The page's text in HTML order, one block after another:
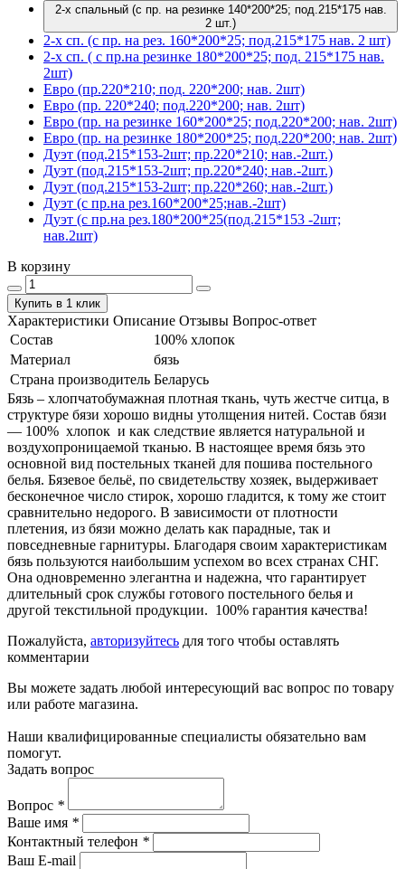
2-х спальный (с пр. на резинке 140*200*25; под.215*175 нав.
2 шт.)
2-х сп. (с пр. на рез. 160*200*25; под.215*175 нав. 2 шт)
2-х сп. ( с пр.на резинке 180*200*25; под. 215*175 нав.
2шт)
Евро (пр.220*210; под. 220*200; нав. 2шт)
Евро (пр. 220*240; под.220*200; нав. 2шт)
Евро (пр. на резинке 160*200*25; под.220*200; нав. 2шт)
Евро (пр. на резинке 180*200*25; под.220*200; нав. 2шт)
Дуэт (под.215*153-2шт; пр.220*210; нав.-2шт.)
Дуэт (под.215*153-2шт; пр.220*240; нав.-2шт.)
Дуэт (под.215*153-2шт; пр.220*260; нав.-2шт.)
Дуэт (с пр.на рез.160*200*25;нав.-2шт)
Дуэт (с пр.на рез.180*200*25(под.215*153 -2шт;
нав.2шт)
В корзину
Купить в 1 клик
Характеристики Описание Отзывы Вопрос-ответ
Состав
100% хлопок
Материал
бязь
Страна производитель Беларусь
Бязь – хлопчатобумажная плотная ткань, чуть жестче ситца, в
структуре бязи хорошо видны утолщения нитей. Состав бязи
― 100% хлопок и как следствие является натуральной и
воздухопроницаемой тканью. В настоящее время бязь это
основной вид постельных тканей для пошива постельного
белья. Бязевое бельё, по свидетельству хозяек, выдерживает
бесконечное число стирок, хорошо гладится, к тому же стоит
сравнительно недорого. В зависимости от плотности
плетения, из бязи можно делать как парадные, так и
повседневные гарнитуры. Благодаря своим характеристикам
бязь пользуются наибольшим успехом во всех странах СНГ.
Она одновременно элегантна и надежна, что гарантирует
длительный срок службы готового постельного белья и
другой текстильной продукции. 100% гарантия качества!
Пожалуйста, авторизуйтесь для того чтобы оставлять
комментарии
Вы можете задать любой интересующий вас вопрос по товару
или работе магазина.
Наши квалифицированные специалисты обязательно вам
помогут.
Задать вопрос
Вопрос *
Ваше имя *
Контактный телефон *
Ваш E-mail